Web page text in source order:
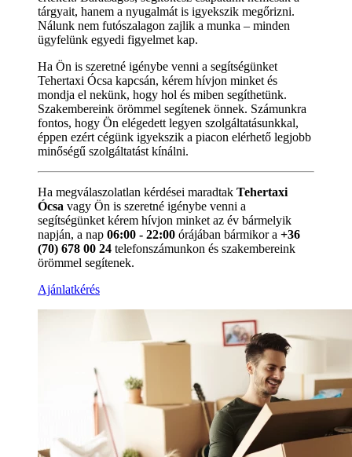
tárgyait, hanem a nyugalmát is igyekszik megőrizni.
Nálunk nem futószalagon zajlik a munka – minden
ügyfelünk egyedi figyelmet kap.
Ha Ön is szeretné igénybe venni a segítségünket
Tehertaxi Ócsa kapcsán, kérem hívjon minket és
mondja el nekünk, hogy hol és miben segíthetünk.
Szakembereink örömmel segítenek önnek. Számunkra
fontos, hogy Ön elégedett legyen szolgáltatásunkkal,
éppen ezért cégünk igyekszik a piacon elérhető legjobb
minőségű szolgáltatást kínálni.
Ha megválaszolatlan kérdései maradtak Tehertaxi
Ócsa vagy Ön is szeretné igénybe venni a
segítségünket kérem hívjon minket az év bármelyik
napján, a nap 06:00 - 22:00 órájában bármikor a +36
(70) 678 00 24 telefonszámunkon és szakembereink
örömmel segítenek.
Ajánlatkérés